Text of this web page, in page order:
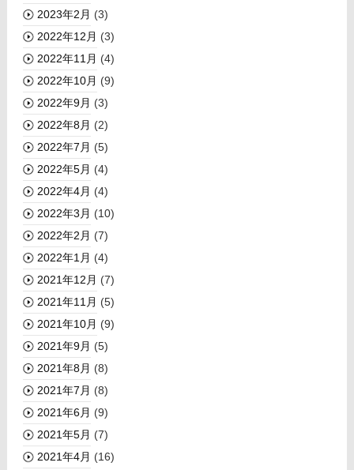
2023年2月 (3)
2022年12月 (3)
2022年11月 (4)
2022年10月 (9)
2022年9月 (3)
2022年8月 (2)
2022年7月 (5)
2022年5月 (4)
2022年4月 (4)
2022年3月 (10)
2022年2月 (7)
2022年1月 (4)
2021年12月 (7)
2021年11月 (5)
2021年10月 (9)
2021年9月 (5)
2021年8月 (8)
2021年7月 (8)
2021年6月 (9)
2021年5月 (7)
2021年4月 (16)